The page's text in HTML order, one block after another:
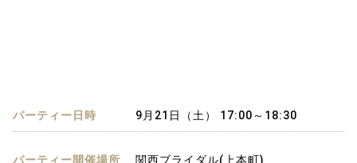
パーティー日時 9月21日（土） 17:00～18:30
パーティー開催場所 関西ブライダル(上本町)